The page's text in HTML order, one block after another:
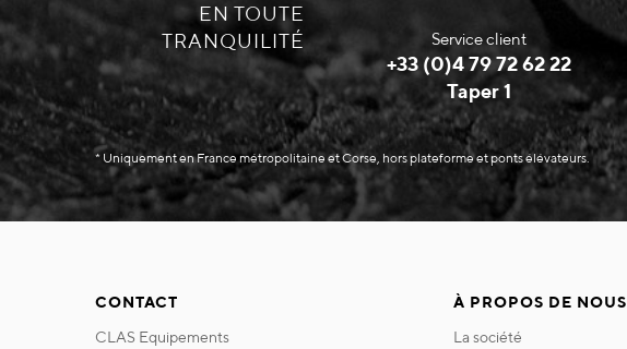
EN TOUTE
TRANQUILITÉ
Service client
+33 (0)4 79 72 62 22
Taper 1
* Uniquement en France métropolitaine et Corse, hors plateforme et ponts élévateurs.
CONTACT
CLAS Equipements
À PROPOS DE NOUS
la société